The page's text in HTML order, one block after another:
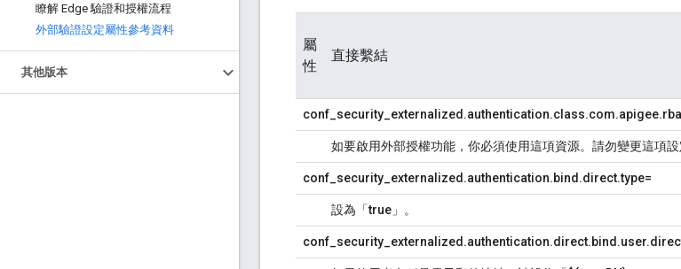
瞭解 Edge 驗證和授權流程
外部驗證設定屬性參考資料
其他版本
屬
性
直接繫結
如要啟用外部授權功能，你必須使用這項資源。請勿變更這項設
conf_security_externalized.authentication.bind.direct.type=
設為「true 」。